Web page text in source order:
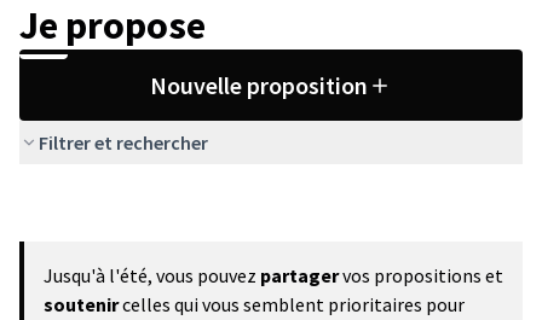
Je propose
Nouvelle proposition
Filtrer et rechercher
Jusqu'à l'été, vous pouvez partagervos propositions et
soutenircelles qui vous semblent prioritaires pour